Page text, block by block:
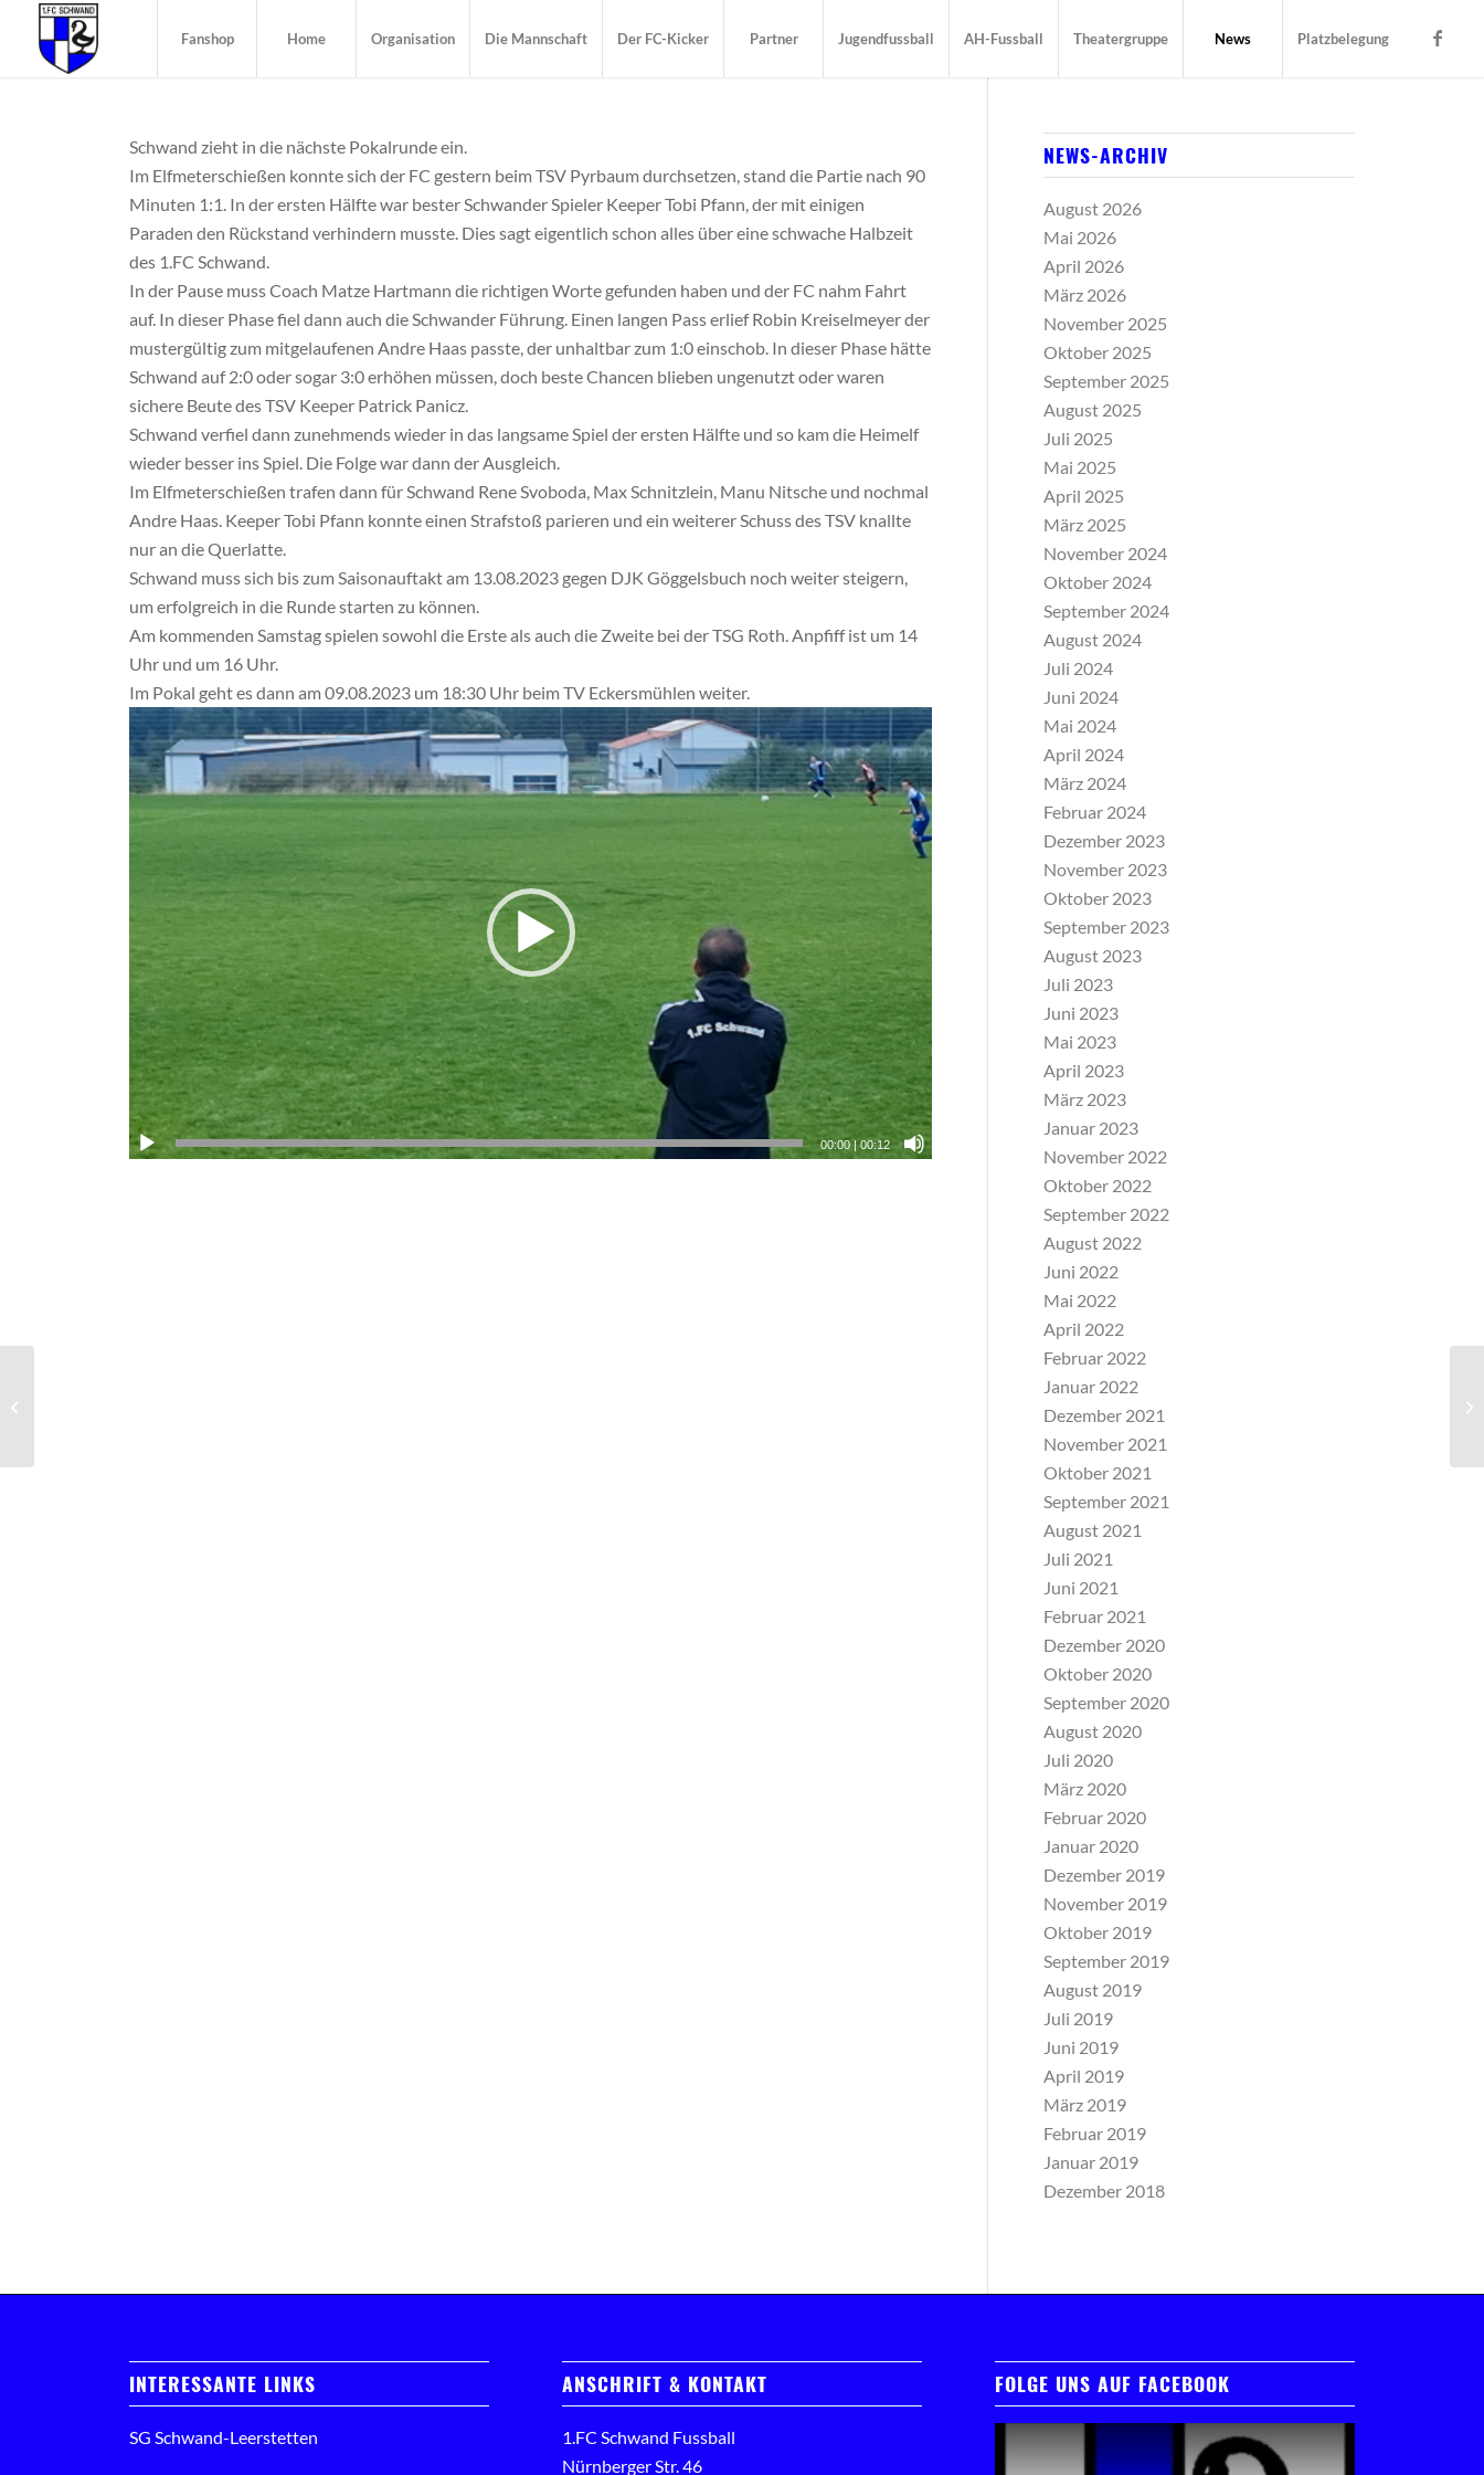
Fanshop Home Organisation Die Mannschaft Der FC-Kicker Partner Jugendfussball AH-Fussball Theatergruppe News Platzbelegung
Schwand zieht in die nächste Pokalrunde ein.
Im Elfmeterschießen konnte sich der FC gestern beim TSV Pyrbaum durchsetzen, stand die Partie nach 90
Minuten 1:1. In der ersten Hälfte war bester Schwander Spieler Keeper Tobi Pfann, der mit einigen
Paraden den Rückstand verhindern musste. Dies sagt eigentlich schon alles über eine schwache Halbzeit
des 1.FC Schwand.
In der Pause muss Coach Matze Hartmann die richtigen Worte gefunden haben und der FC nahm Fahrt
auf. In dieser Phase fiel dann auch die Schwander Führung. Einen langen Pass erlief Robin Kreiselmeyer der
mustergültig zum mitgelaufenen Andre Haas passte, der unhaltbar zum 1:0 einschob. In dieser Phase hätte
Schwand auf 2:0 oder sogar 3:0 erhöhen müssen, doch beste Chancen blieben ungenutzt oder waren
sichere Beute des TSV Keeper Patrick Panicz.
Schwand verfiel dann zunehmends wieder in das langsame Spiel der ersten Hälfte und so kam die Heimelf
wieder besser ins Spiel. Die Folge war dann der Ausgleich.
Im Elfmeterschießen trafen dann für Schwand Rene Svoboda, Max Schnitzlein, Manu Nitsche und nochmal
Andre Haas. Keeper Tobi Pfann konnte einen Strafstoß parieren und ein weiterer Schuss des TSV knallte
nur an die Querlatte.
Schwand muss sich bis zum Saisonauftakt am 13.08.2023 gegen DJK Göggelsbuch noch weiter steigern,
um erfolgreich in die Runde starten zu können.
Am kommenden Samstag spielen sowohl die Erste als auch die Zweite bei der TSG Roth. Anpfiff ist um 14
Uhr und um 16 Uhr.
Im Pokal geht es dann am 09.08.2023 um 18:30 Uhr beim TV Eckersmühlen weiter.
00:00|00:12
NEWS-ARCHIV
August 2026
Mai 2026
April 2026
März 2026
November 2025
Oktober 2025
September 2025
August 2025
Juli 2025
Mai 2025
April 2025
März 2025
November 2024
Oktober 2024
September 2024
August 2024
Juli 2024
Juni 2024
Mai 2024
April 2024
März 2024
Februar 2024
Dezember 2023
November 2023
Oktober 2023
September 2023
August 2023
Juli 2023
Juni 2023
Mai 2023
April 2023
März 2023
Januar 2023
November 2022
Oktober 2022
September 2022
August 2022
Juni 2022
Mai 2022
April 2022
Februar 2022
Januar 2022
Dezember 2021
November 2021
Oktober 2021
September 2021
August 2021
Juli 2021
Juni 2021
Februar 2021
Dezember 2020
Oktober 2020
September 2020
August 2020
Juli 2020
März 2020
Februar 2020
Januar 2020
Dezember 2019
November 2019
Oktober 2019
September 2019
August 2019
Juli 2019
Juni 2019
April 2019
März 2019
Februar 2019
Januar 2019
Dezember 2018
INTERESSANTE LINKS
SG Schwand-Leerstetten
ANSCHRIFT & KONTAKT
1.FC Schwand Fussball
Nürnberger Str. 46
FOLGE UNS AUF FACEBOOK